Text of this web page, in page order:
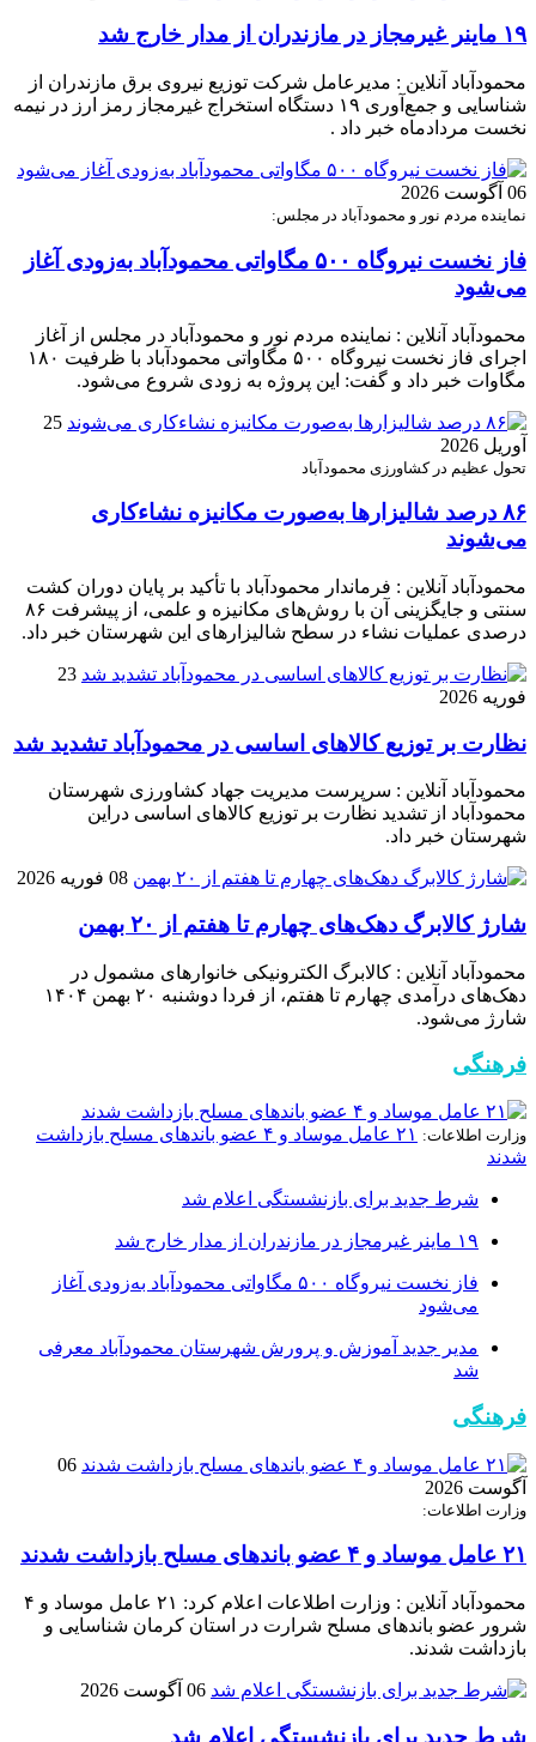
۱۹ ماینر غیرمجاز در مازندران از مدار خارج شد
محمودآباد آنلاین : مدیرعامل شرکت توزیع نیروی برق مازندران از
شناسایی و جمع‌آوری ۱۹ دستگاه استخراج غیرمجاز رمز ارز در نیمه
نخست مردادماه خبر داد .
06 آگوست 2026
نماینده مردم نور و محمودآباد در مجلس:
فاز نخست نیروگاه ۵۰۰ مگاواتی محمودآباد به‌زودی آغاز
می‌شود
محمودآباد آنلاین : نماینده مردم نور و محمودآباد در مجلس از آغاز
اجرای فاز نخست نیروگاه ۵۰۰ مگاواتی محمودآباد با ظرفیت ۱۸۰
مگاوات خبر داد و گفت: این پروژه به زودی شروع می‌شود.
25
آوریل 2026
تحول عظیم در کشاورزی محمودآباد
۸۶ درصد شالیزارها به‌صورت مکانیزه نشاءکاری
می‌شوند
محمودآباد آنلاین : فرماندار محمودآباد با تأکید بر پایان دوران کشت
سنتی و جایگزینی آن با روش‌های مکانیزه و علمی، از پیشرفت ۸۶
درصدی عملیات نشاء در سطح شالیزارهای این شهرستان خبر داد.
23
فوریه 2026
نظارت بر توزیع کالا‌های اساسی در محمودآباد تشدید شد
محمودآباد آنلاین : سرپرست مدیریت جهاد کشاورزی شهرستان
محمودآباد از تشدید نظارت بر توزیع کالا‌های اساسی دراین
شهرستان خبر داد.
08 فوریه 2026
شارژ کالابرگ دهک‌های چهارم تا هفتم از ۲۰ بهمن
محمودآباد آنلاین : کالابرگ الکترونیکی خانوار‌های مشمول در
دهک‌های درآمدی چهارم تا هفتم، از فردا دوشنبه ۲۰ بهمن ۱۴۰۴
شارژ می‌شود.
فرهنگی
وزارت اطلاعات:
۲۱ عامل موساد و ۴ عضو باند‌های مسلح بازداشت
شدند
شرط جدید برای بازنشستگی اعلام شد
۱۹ ماینر غیرمجاز در مازندران از مدار خارج شد
فاز نخست نیروگاه ۵۰۰ مگاواتی محمودآباد به‌زودی آغاز
می‌شود
مدیر جدید آموزش و پرورش شهرستان محمودآباد معرفی
شد
فرهنگی
06
آگوست 2026
وزارت اطلاعات:
۲۱ عامل موساد و ۴ عضو باند‌های مسلح بازداشت شدند
محمودآباد آنلاین : وزارت اطلاعات اعلام کرد: ۲۱ عامل موساد و ۴
شرور عضو باند‌های مسلح شرارت در استان کرمان شناسایی و
بازداشت شدند.
06 آگوست 2026
شرط جدید برای بازنشستگی اعلام شد